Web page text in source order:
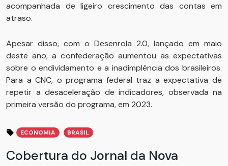
acompanhada de ligeiro crescimento das contas em
atraso.
Apesar disso, com o Desenrola 2.0, lançado em maio
deste ano, a confederação aumentou as expectativas
sobre o endividamento e a inadimplência dos brasileiros.
Para a CNC, o programa federal traz a expectativa de
repetir a desaceleração de indicadores, observada na
primeira versão do programa, em 2023.
ECONOMIA BRASIL
Cobertura do Jornal da Nova